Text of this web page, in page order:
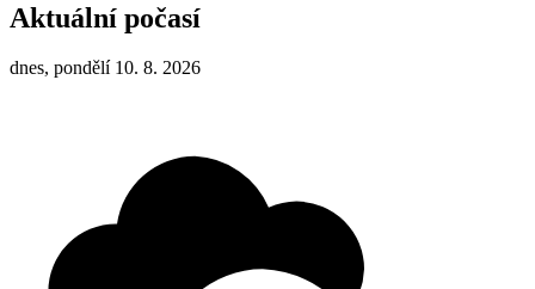
Aktuální počasí
dnes, pondělí 10. 8. 2026